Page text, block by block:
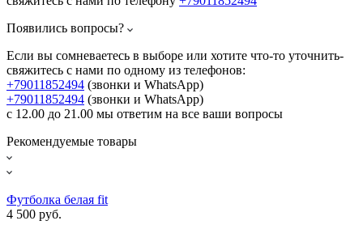
Появились вопросы?
Если вы сомневаетесь в выборе или хотите что-то уточнить-
свяжитесь с нами по одному из телефонов:
+79011852494 (звонки и WhatsApp)
+79011852494 (звонки и WhatsApp)
с 12.00 до 21.00 мы ответим на все ваши вопросы
Рекомендуемые товары
Футболка белая fit
4 500 руб.